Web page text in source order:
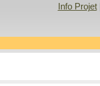
Info Projet|